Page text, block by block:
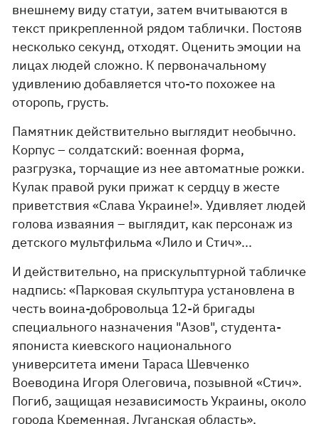
внешнему виду статуи, затем вчитываются в
текст прикрепленной рядом таблички. Постояв
несколько секунд, отходят. Оценить эмоции на
лицах людей сложно. К первоначальному
удивлению добавляется что-то похожее на
оторопь, грусть.
Памятник действительно выглядит необычно.
Корпус – солдатский: военная форма,
разгрузка, торчащие из нее автоматные рожки.
Кулак правой руки прижат к сердцу в жесте
приветствия «Слава Украине!». Удивляет людей
голова изваяния – выглядит, как персонаж из
детского мультфильма «Лило и Стич»...
И действительно, на прискульптурной табличке
надпись: «Парковая скульптура установлена в
честь воина-добровольца 12-й бригады
специального назначения "Азов", студента-
япониста киевского национального
университета имени Тараса Шевченко
Воеводина Игоря Олеговича, позывной «Стич».
Погиб, защищая независимость Украины, около
города Кременная, Луганская область».